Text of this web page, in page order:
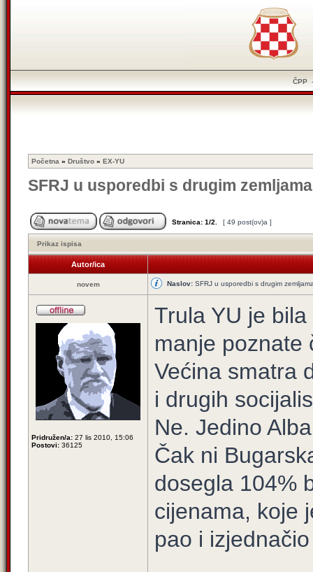
ČPP
Početna » Društvo » EX-YU
SFRJ u usporedbi s drugim zemljama
Stranica: 1/2 [ 49 post(ov)a ]
Prikaz ispisa
Autor/ica
novem Naslov: SFRJ u usporedbi s drugim
Pridružen/a: 27 lis 2010, 15:06
Postovi: 36125
Trula YU je
manje poznate
Većina smatra
i drugih
Ne. Jedino
Čak ni
dosegla 104%
cijenama, koje
pao i